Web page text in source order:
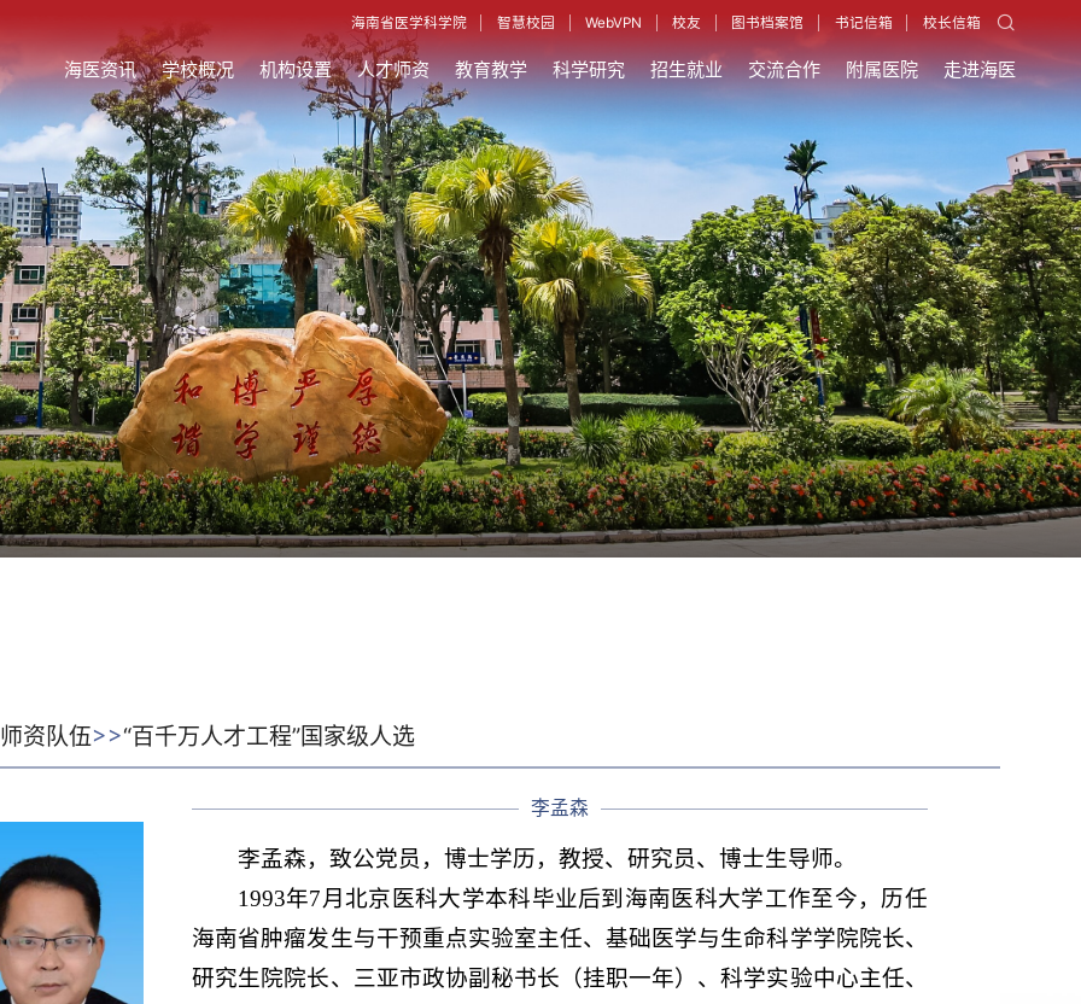
海南省医学科学院 智慧校园 WebVPN 校友 图书档案馆 书记信箱 校长信箱
海医资讯 学校概况 机构设置 人才师资 教育教学 科学研究 招生就业 交流合作 附属医院 走进海医
师资队伍>>“百千万人才工程”国家级人选
李孟森
李孟森，致公党员，博士学历，教授、研究员、博士生导师。
1993年7月北京医科大学本科毕业后到海南医科大学工作至今，历任
海南省肿瘤发生与干预重点实验室主任、基础医学与生命科学学院院长、
研究生院院长、三亚市政协副秘书长（挂职一年）、科学实验中心主任、